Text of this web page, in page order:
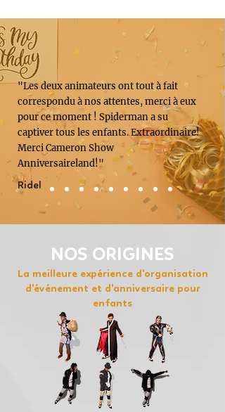
"Les deux animateurs ont tout à fait
correspondu à nos attentes, merci à eux
pour ce moment ! Spiderman a su
captiver tous les enfants. Extraordinaire!
Merci Cameron Show
Anniversaireland!"
Ridel
NOS ORIGINES
La meilleure expérience d'organisation
d'événement et d'anniversaire pour
enfants